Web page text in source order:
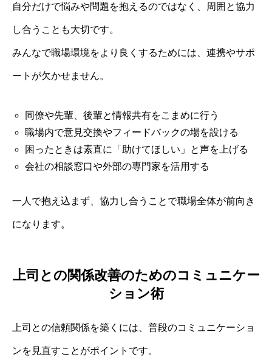
自分だけで悩みや問題を抱えるのではなく、周囲と協力
し合うことも大切です。
みんなで職場環境をより良くするためには、連携やサポ
ートが欠かせません。
同僚や先輩、後輩と情報共有をこまめに行う
職場内で意見交換やフィードバックの場を設ける
困ったときは素直に「助けてほしい」と声を上げる
会社の相談窓口や外部の専門家を活用する
一人で抱え込まず、協力し合うことで職場全体が前向き
になります。
上司との関係改善のためのコミュニケー
ション術
上司との信頼関係を築くには、普段のコミュニケーショ
ンを見直すことがポイントです。